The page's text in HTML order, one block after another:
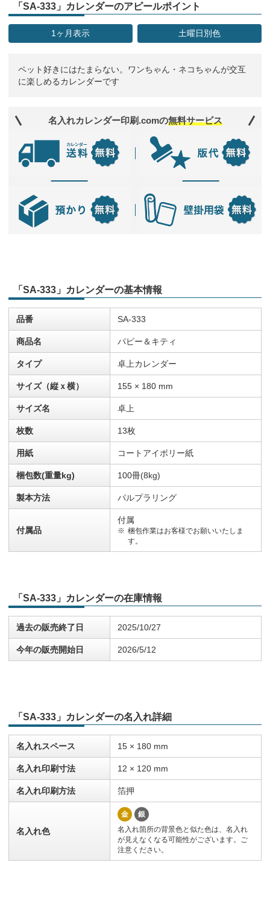
「SA-333」カレンダーのアピールポイント
1ヶ月表示 土曜日別色
ペット好きにはたまらない。ワンちゃん・ネコちゃんが交互
に楽しめるカレンダーです
名入れカレンダー印刷.comの無料サービス
「SA-333」カレンダーの基本情報
品番 SA-333
商品名 パピー＆キティ
タイプ 卓上カレンダー
サイズ（縦ｘ横） 155 × 180 mm
サイズ名 卓上
枚数 13枚
用紙 コートアイボリー紙
梱包数(重量kg) 100冊(8kg)
製本方法 パルプラリング
付属品
付属
梱包作業はお客様でお願いいたしま
す。
「SA-333」カレンダーの在庫情報
過去の販売終了日 2025/10/27
今年の販売開始日 2026/5/12
「SA-333」カレンダーの名入れ詳細
名入れスペース 15 × 180 mm
名入れ印刷寸法 12 × 120 mm
名入れ印刷方法 箔押
名入れ色
金
銀
名入れ箇所の背景色と似た色は、名入れ
が見えなくなる可能性がございます。ご
注意ください。